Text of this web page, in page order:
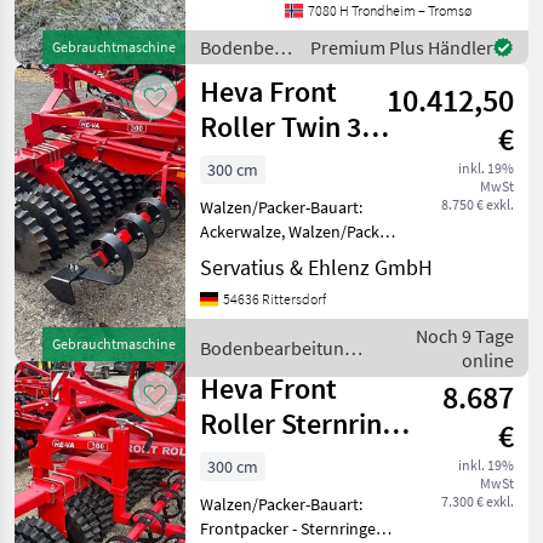
Gebrauchtmaschine
Sie unter en
7080 H Trondheim – Tromsø
Bodenbearbeitung
/ Heva
Premium Plus Händler
Gebrauchtmaschine
Heva Front
Roller Twin 3
Meter Sternring
550
10.412,50
€
inkl. 19%
MwSt
8.750 € exkl.
300 cm
Walzen/Packer-Bauart:
Ackerwalze, Walzen/Packer-
Bauart: Frontpacker Stabile
Selbstlenkung durch den
weit vorne liegenden
Anheben automatisch in
Servatius & Ehlenz GmbH
54636 Rittersdorf
Bodenbearbeitung /
Heva
Noch 9 Tage
online
Heva Front
Roller Sternring/
Lenkbock/ Egge
2 R.
8.687
€
inkl. 19%
MwSt
7.300 € exkl.
300 cm
Walzen/Packer-Bauart:
Frontpacker - Sternringe